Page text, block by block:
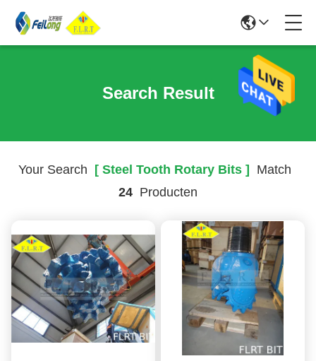
Search Result
Your Search [ Steel Tooth Rotary Bits ]
Match
24 Producten